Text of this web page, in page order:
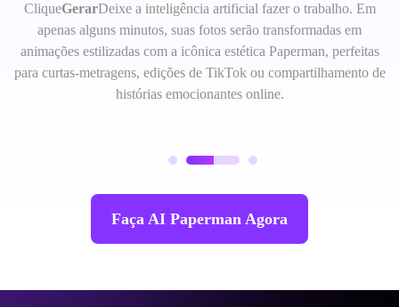
CliqueGerarDeixe a inteligência artificial fazer o trabalho. Em
apenas alguns minutos, suas fotos serão transformadas em
animações estilizadas com a icônica estética Paperman, perfeitas
para curtas-metragens, edições de TikTok ou compartilhamento de
histórias emocionantes online.
Faça AI Paperman Agora